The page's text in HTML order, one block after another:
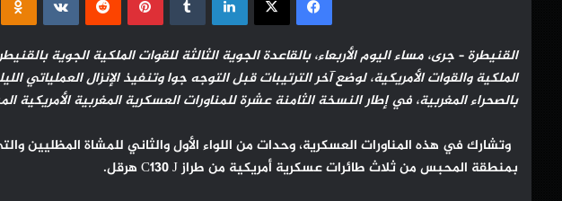
القنيطرة – جرى، مساء اليوم الأربعاء، بالقاعدة الجوية الثالثة للقوات الملكية الجوية
الملكية والقوات الأمريكية، لوضع آخر الترتيبات قبل التوجه جوا وتنفيذ الإنزال العملياتي
بالصحراء المغربية، في إطار النسخة الثامنة عشرة للمناورات العسكرية المغربية الأمريكية
وتشارك في هذه المناورات العسكرية، وحدات من اللواء الأول والثاني للمشاة المظليين
بمنطقة المحبس من ثلاث طائرات عسكرية أمريكية من طراز C130 J هرقل.